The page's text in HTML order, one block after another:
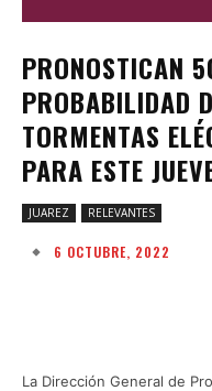
PRONOSTICAN
PROBABILIDAD
TORMENTAS
PARA ESTE
JUAREZ RELEVANTES
6 OCTUBRE, 2022
La Dirección General de